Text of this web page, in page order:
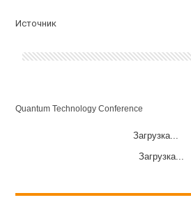
Источник
Quantum Technology Conference
Загрузка...
Загрузка...